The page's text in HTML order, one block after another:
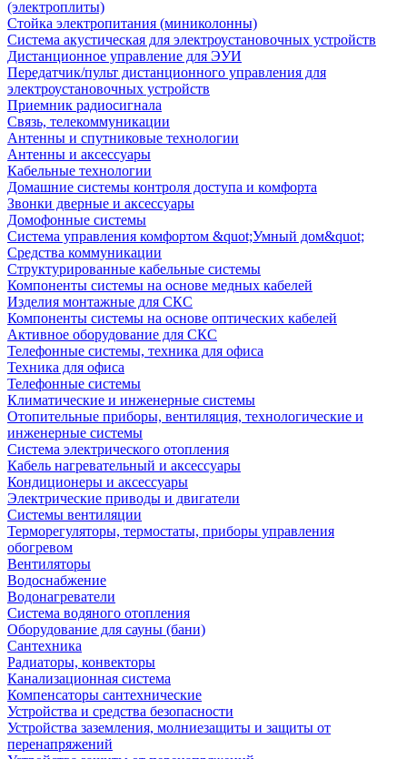
(электроплиты)
Стойка электропитания (миниколонны)
Система акустическая для электроустановочных устройств
Дистанционное управление для ЭУИ
Передатчик/пульт дистанционного управления для
электроустановочных устройств
Приемник радиосигнала
Связь, телекоммуникации
Антенны и спутниковые технологии
Антенны и аксессуары
Кабельные технологии
Домашние системы контроля доступа и комфорта
Звонки дверные и аксессуары
Домофонные системы
Система управления комфортом &quot;Умный дом&quot;
Средства коммуникации
Структурированные кабельные системы
Компоненты системы на основе медных кабелей
Изделия монтажные для СКС
Компоненты системы на основе оптических кабелей
Активное оборудование для СКС
Телефонные системы, техника для офиса
Техника для офиса
Телефонные системы
Климатические и инженерные системы
Отопительные приборы, вентиляция, технологические и
инженерные системы
Система электрического отопления
Кабель нагревательный и аксессуары
Кондиционеры и аксессуары
Электрические приводы и двигатели
Системы вентиляции
Терморегуляторы, термостаты, приборы управления
обогревом
Вентиляторы
Водоснабжение
Водонагреватели
Система водяного отопления
Оборудование для сауны (бани)
Сантехника
Радиаторы, конвекторы
Канализационная система
Компенсаторы сантехнические
Устройства и средства безопасности
Устройства заземления, молниезащиты и защиты от
перенапряжений